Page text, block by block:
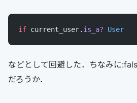
if current_user. is_a? User
などとして回避した．ちなみに
だろうか．